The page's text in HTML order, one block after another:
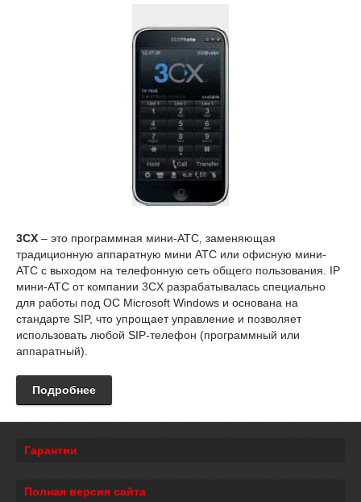
3CX – это программная мини-АТС, заменяющая
традиционную аппаратную мини АТС или офисную мини-
АТС с выходом на телефонную сеть общего пользования. IP
мини-АТС от компании 3CX разрабатывалась специально
для работы под ОС Microsoft Windows и основана на
стандарте SIP, что упрощает управление и позволяет
использовать любой SIP-телефон (программный или
аппаратный).
Подробнее
Гарантии
Полная версия сайта